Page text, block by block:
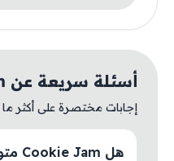
أسئلة سريعة عن Cookie Jam
إجابات مختصرة على أكثر ما